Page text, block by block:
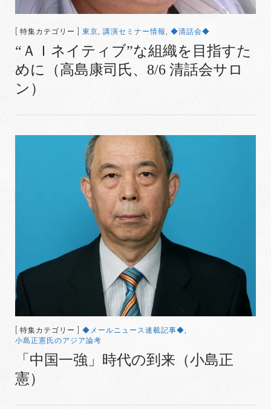
[ 特集カテゴリー ] 東京, 講演セミナー情報 , ◆清話会◆
“ＡＩネイティブ”な組織を目指すた
めに（高島康司氏、8/6 清話会サロ
ン）
[ 特集カテゴリー ] ◆メールニュース連載記事◆
小島正憲氏のアジア論考
「中国一強」時代の到来（小島正
憲）